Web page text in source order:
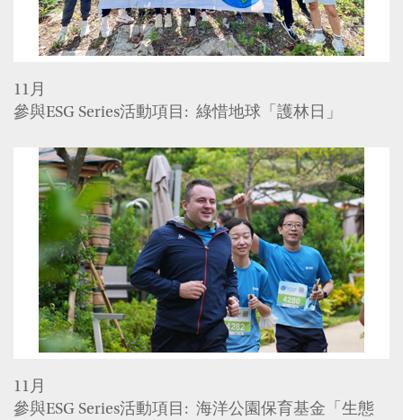
11月
參與ESG Series活動項目: 綠惜地球「護林日」
11月
參與ESG Series活動項目: 海洋公園保育基金「生態